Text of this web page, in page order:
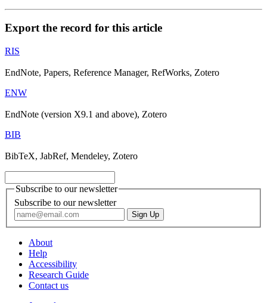
Export the record for this article
RIS
EndNote, Papers, Reference Manager, RefWorks, Zotero
ENW
EndNote (version X9.1 and above), Zotero
BIB
BibTeX, JabRef, Mendeley, Zotero
Subscribe to our newsletter
Subscribe to our newsletter
About
Help
Accessibility
Research Guide
Contact us